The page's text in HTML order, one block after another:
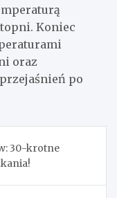
Koniec
oraz
po
30-krotne